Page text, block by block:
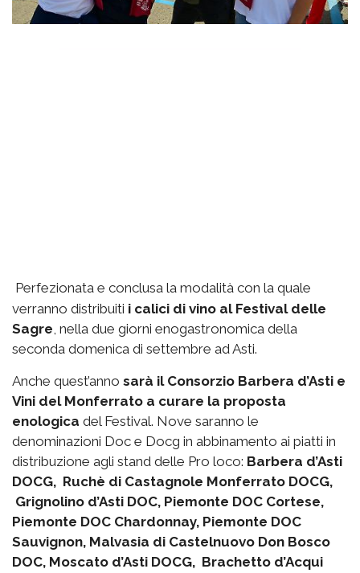
Perfezionata e conclusa la modalità con la quale
verranno distribuiti i calici di vino al Festival delle
Sagre, nella due giorni enogastronomica della
seconda domenica di settembre ad Asti.
Anche quest’anno sarà il Consorzio Barbera d’Asti e
Vini del Monferrato a curare la proposta
enologica del Festival. Nove saranno le
denominazioni Doc e Docg in abbinamento ai piatti in
distribuzione agli stand delle Pro loco: Barbera d’Asti
DOCG, Ruchè di Castagnole Monferrato DOCG,
Grignolino d’Asti DOC, Piemonte DOC Cortese,
Piemonte DOC Chardonnay, Piemonte DOC
Sauvignon, Malvasia di Castelnuovo Don Bosco
DOC, Moscato d’Asti DOCG, Brachetto d’Acqui